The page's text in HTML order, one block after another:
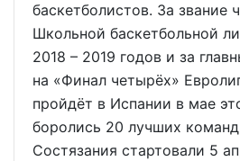
баскетболистов. За звание
Школьной баскетбольной
2018 – 2019 годов и за
на «Финал четырёх»
пройдёт в Испании в мае
боролись 20 лучших
Состязания стартовали 5